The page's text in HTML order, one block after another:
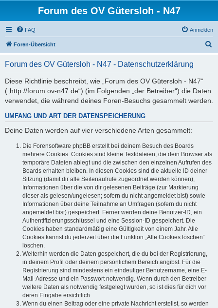
Forum des OV Gütersloh - N47
FAQ Anmelden
Foren-Übersicht
Forum des OV Gütersloh - N47 - Datenschutzerklärung
Diese Richtlinie beschreibt, wie „Forum des OV Gütersloh - N47“
(„http://forum.ov-n47.de“) (im Folgenden „der Betreiber“) die Daten
verwendet, die während deines Foren-Besuchs gesammelt werden.
UMFANG UND ART DER DATENSPEICHERUNG
Deine Daten werden auf vier verschiedene Arten gesammelt:
Die Forensoftware phpBB erstellt bei deinem Besuch des Boards
mehrere Cookies. Cookies sind kleine Textdateien, die dein Browser als
temporäre Dateien ablegt und die zwischen den einzelnen Aufrufen des
Boards erhalten bleiben. In diesen Cookies sind die aktuelle ID deiner
Sitzung (damit dir alle Seitenaufrufe zugeordnet werden können),
Informationen über die von dir gelesenen Beiträge (zur Markierung
dieser als gelesen/ungelesen; sofern du nicht angemeldet bist) sowie
Informationen über deine Teilnahme an Umfragen (sofern du nicht
angemeldet bist) gespeichert. Ferner werden deine Benutzer-ID, ein
Authentifizierungsschlüssel und eine Session-ID gespeichert. Die
Cookies haben standardmäßig eine Gültigkeit von einem Jahr. Alle
Cookies kannst du jederzeit über die Funktion „Alle Cookies löschen“
löschen.
Weiterhin werden die Daten gespeichert, die du bei der Registrierung,
in deinem Profil oder deinem persönlichem Bereich angibst. Für die
Registrierung sind mindestens ein eindeutiger Benutzername, eine E-
Mail-Adresse und ein Passwort notwendig. Wenn durch den Betreiber
weitere Daten als notwendig festgelegt wurden, so ist dies für dich vor
deren Eingabe ersichtlich.
Wenn du einen Beitrag oder eine private Nachricht erstellst, so werden